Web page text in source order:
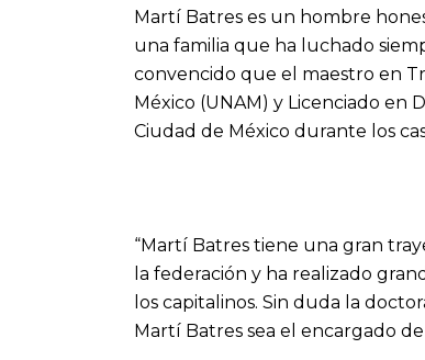
Martí Batres es un hombre
una familia que ha luchado
convencido que el maestro en
México (UNAM) y Licenciado en
Ciudad de México durante los
“Martí Batres tiene una gran
la federación y ha realizado
los capitalinos. Sin duda la
Martí Batres sea el encargado